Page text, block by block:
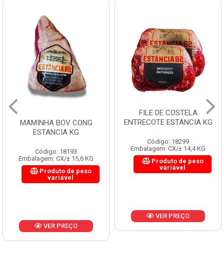
MAMINHA BOV CONG
ESTANCIA KG
Código: 18193
Embalagem: CX/± 15,6 KG
Produto de peso
variável
VER PREÇO
FILE DE COSTELA
ENTRECOTE ESTANCIA KG
Código: 18299
Embalagem: CX/± 14,4 KG
Produto de peso
variável
VER PREÇO